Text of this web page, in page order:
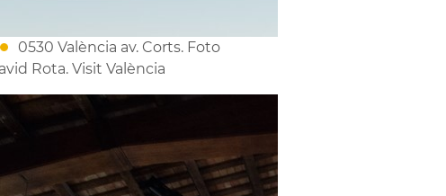
0530 València av. Corts. Foto
Rota. Visit València